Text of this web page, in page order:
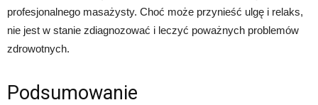
profesjonalnego masażysty. Choć może przynieść ulgę i relaks,
nie jest w stanie zdiagnozować i leczyć poważnych problemów
zdrowotnych.
Podsumowanie